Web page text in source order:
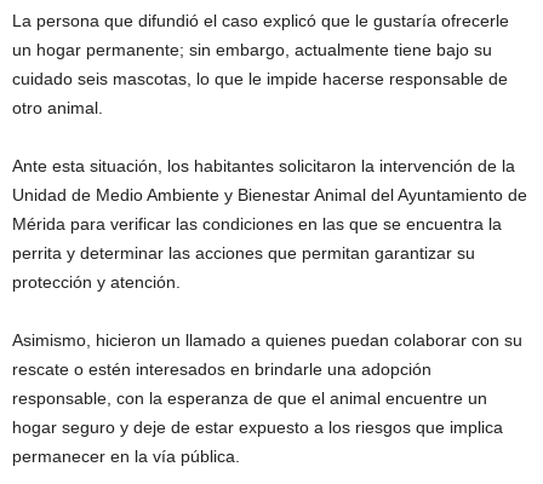
La persona que difundió el caso explicó que le gustaría ofrecerle
un hogar permanente; sin embargo, actualmente tiene bajo su
cuidado seis mascotas, lo que le impide hacerse responsable de
otro animal.
Ante esta situación, los habitantes solicitaron la intervención de la
Unidad de Medio Ambiente y Bienestar Animal del Ayuntamiento de
Mérida para verificar las condiciones en las que se encuentra la
perrita y determinar las acciones que permitan garantizar su
protección y atención.
Asimismo, hicieron un llamado a quienes puedan colaborar con su
rescate o estén interesados en brindarle una adopción
responsable, con la esperanza de que el animal encuentre un
hogar seguro y deje de estar expuesto a los riesgos que implica
permanecer en la vía pública.